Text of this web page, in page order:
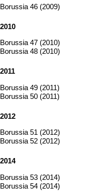
Borussia 46 (2009)
2010
Borussia 47 (2010)
Borussia 48 (2010)
2011
Borussia 49 (2011)
Borussia 50 (2011)
2012
Borussia 51 (2012)
Borussia 52 (2012)
2014
Borussia 53 (2014)
Borussia 54 (2014)